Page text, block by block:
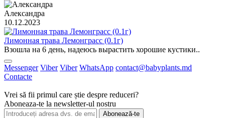
Александра
10.12.2023
Лимонная трава Лемонграсс (0.1г)
Взошла на 6 день, надеюсь вырастить хорошие кустики..
Messenger Viber Viber WhatsApp contact@babyplants.md
Contacte
Vrei să fii primul care știe despre reduceri?
Aboneaza-te la newsletter-ul nostru
Abonează-te